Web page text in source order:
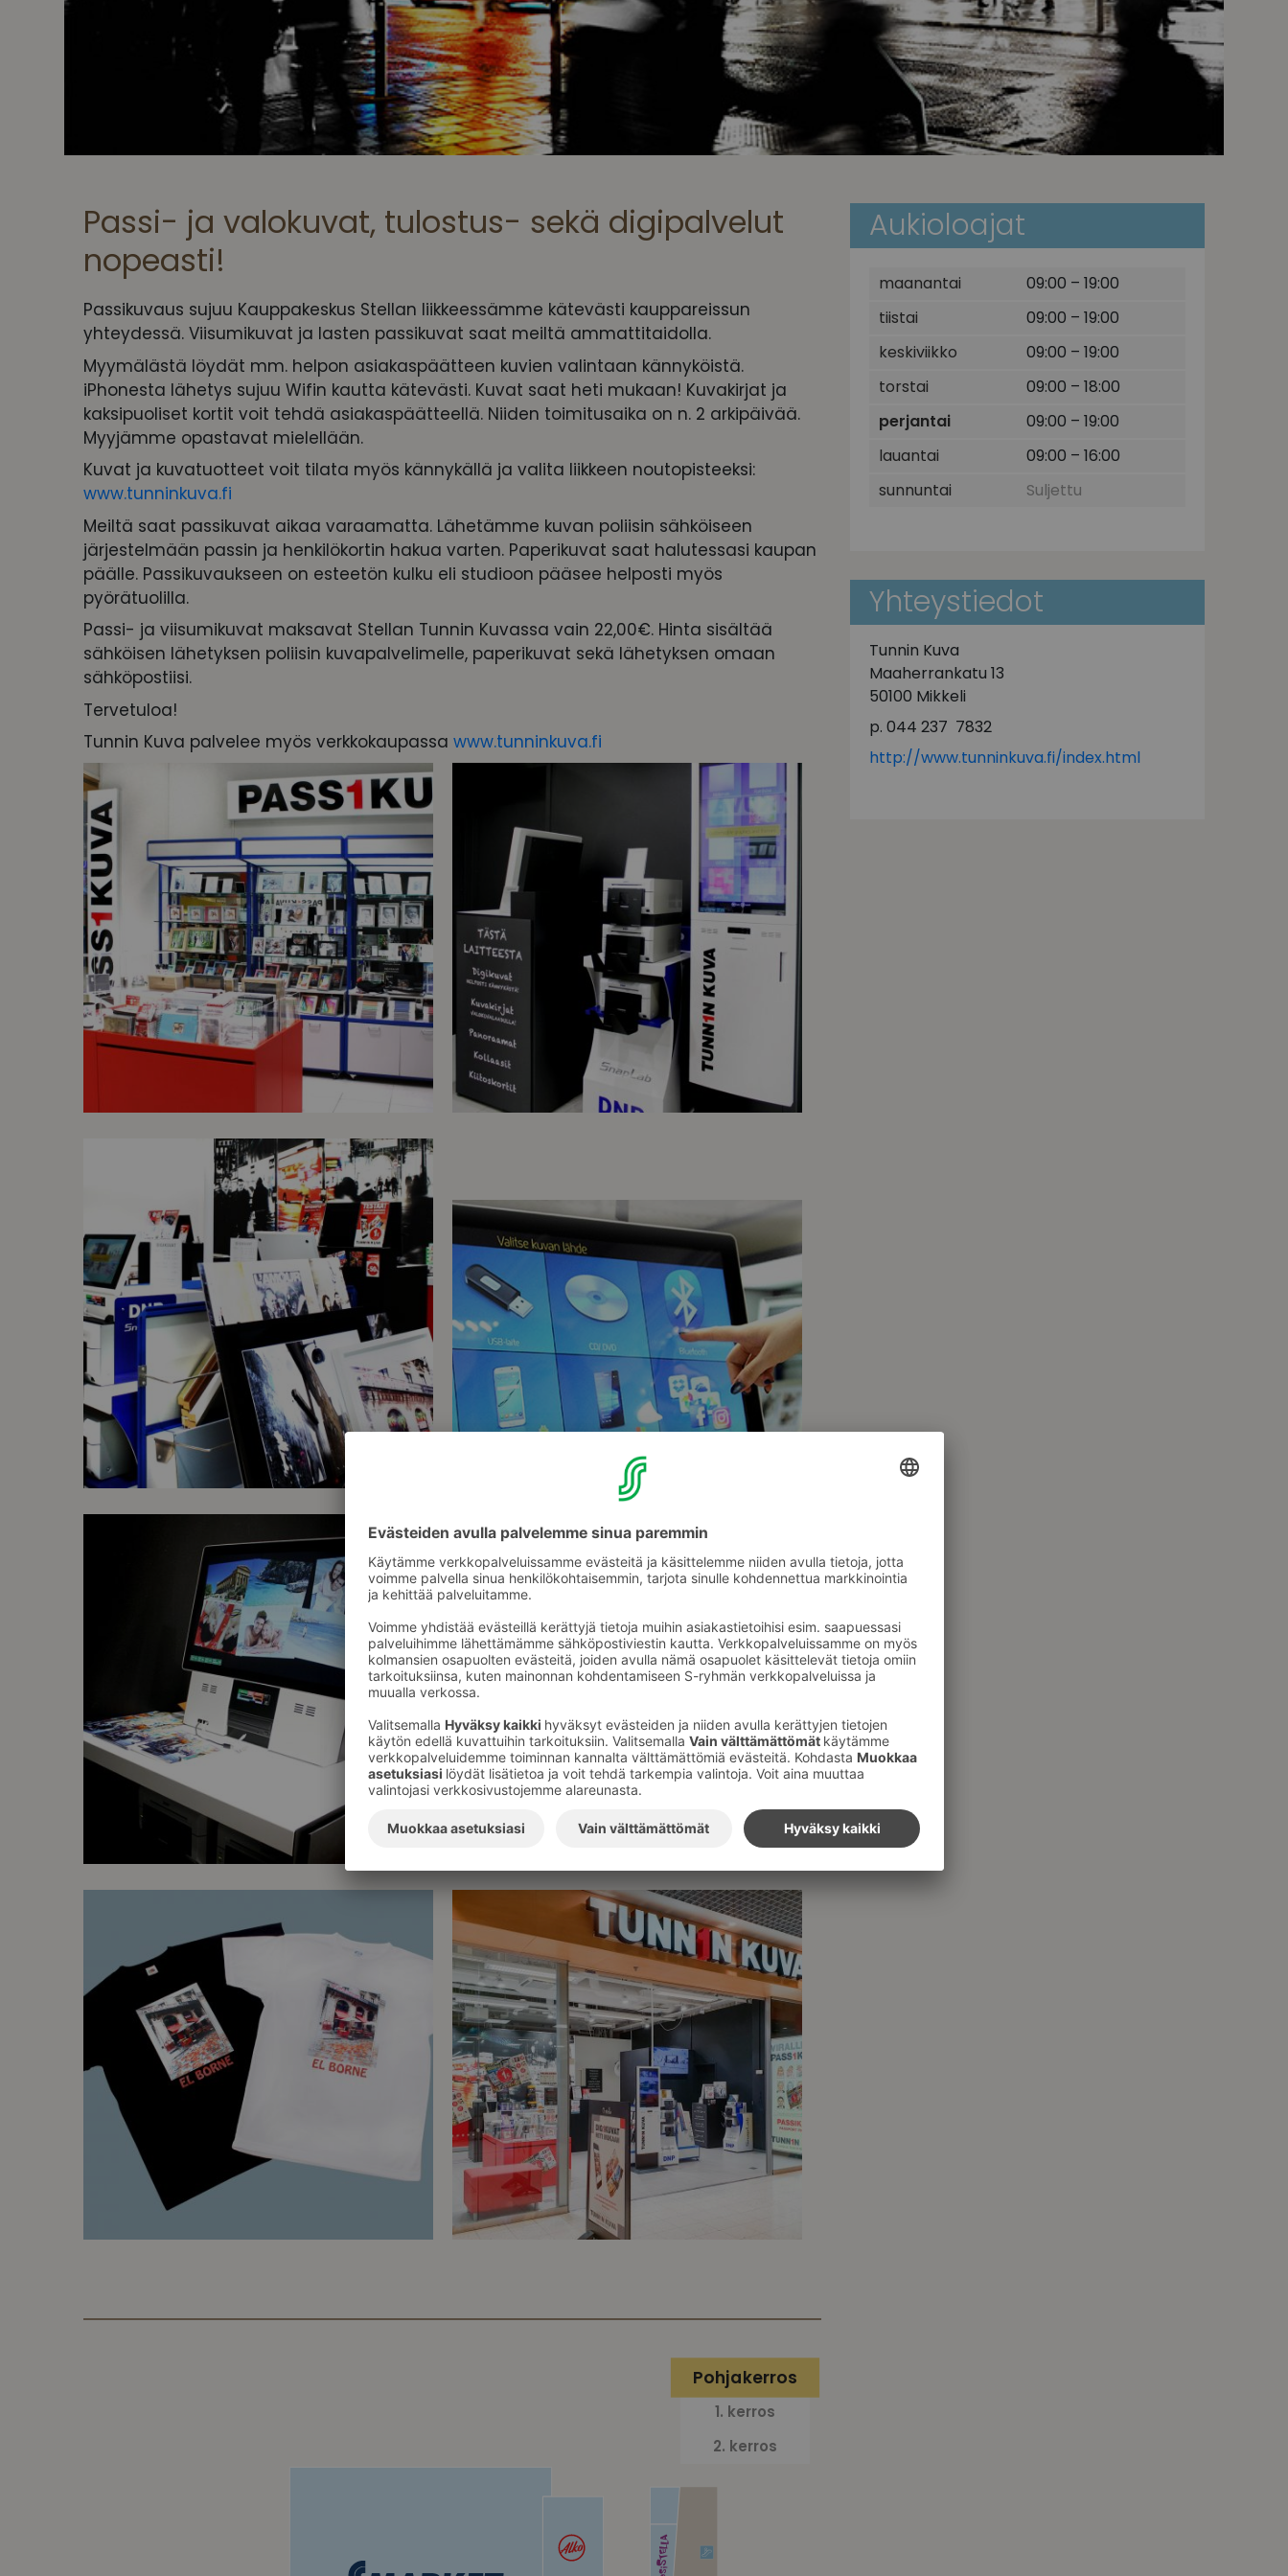
Passi- ja valokuvat, tulostus- sekä digipalvelut
nopeasti!
Passikuvaus sujuu Kauppakeskus Stellan liikkeessämme kätevästi kauppareissun
yhteydessä. Viisumikuvat ja lasten passikuvat saat meiltä ammattitaidolla.
Myymälästä löydät mm. helpon asiakaspäätteen kuvien valintaan kännyköistä.
iPhonesta lähetys sujuu Wifin kautta kätevästi. Kuvat saat heti mukaan! Kuvakirjat ja
kaksipuoliset kortit voit tehdä asiakaspäätteellä. Niiden toimitusaika on n. 2 arkipäivää.
Myyjämme opastavat mielellään.
Kuvat ja kuvatuotteet voit tilata myös kännykällä ja valita liikkeen noutopisteeksi:
www.tunninkuva.fi
Meiltä saat passikuvat aikaa varaamatta. Lähetämme kuvan poliisin sähköiseen
järjestelmään passin ja henkilökortin hakua varten. Paperikuvat saat halutessasi kaupan
päälle. Passikuvaukseen on esteetön kulku eli studioon pääsee helposti myös
pyörätuolilla.
Passi- ja viisumikuvat maksavat Stellan Tunnin Kuvassa vain 22,00€. Hinta sisältää
sähköisen lähetyksen poliisin kuvapalvelimelle, paperikuvat sekä lähetyksen omaan
sähköpostiisi.
Tervetuloa!
Tunnin Kuva palvelee myös verkkokaupassa www.tunninkuva.fi
Pohjakerros
1. kerros
2. kerros
Aukioloajat
maanantai
09:00 – 19:00
tiistai
09:00 – 19:00
keskiviikko
09:00 – 19:00
torstai
09:00 – 18:00
perjantai
09:00 – 19:00
lauantai
09:00 – 16:00
sunnuntai
Suljettu
Yhteystiedot
Tunnin Kuva
Maaherrankatu 13
50100 Mikkeli
p. 044 237 7832
http://www.tunninkuva.fi/index.html